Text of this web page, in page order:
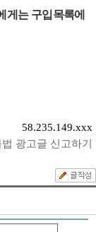
게는 구입목록에
58.235.149.xxx
법 광고글 신고하기